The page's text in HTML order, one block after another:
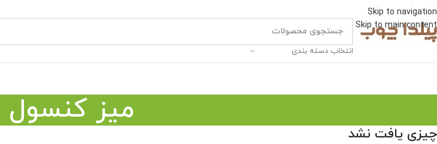
Skip to navigation
Skip to main content
انتخاب دسته بندی
میز کنسول
چیزی یافت نشد